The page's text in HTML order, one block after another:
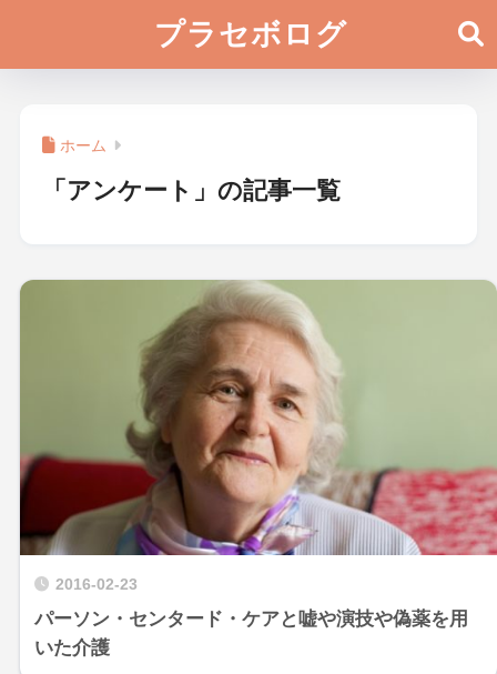
プラセボログ
ホーム
「アンケート」の記事一覧
2016-02-23
パーソン・センタード・ケアと嘘や演技や偽薬を用
いた介護